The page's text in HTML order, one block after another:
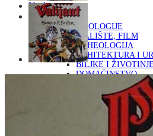
Naslovna
KNJIGE
OD ARHEOLOGIJE
DO KAZALIŠTE, FILM
ARHEOLOGIJA
ARHITEKTURA I
BILJKE I ŽIVOTINJE
DOMAĆINSTVO
ENCIKLOPEDIJE I
ETNOLOGIJA
FILOZOFIJA,
FOTOGRAFIJA
GLAZBENA
KAZALIŠTE, FILM